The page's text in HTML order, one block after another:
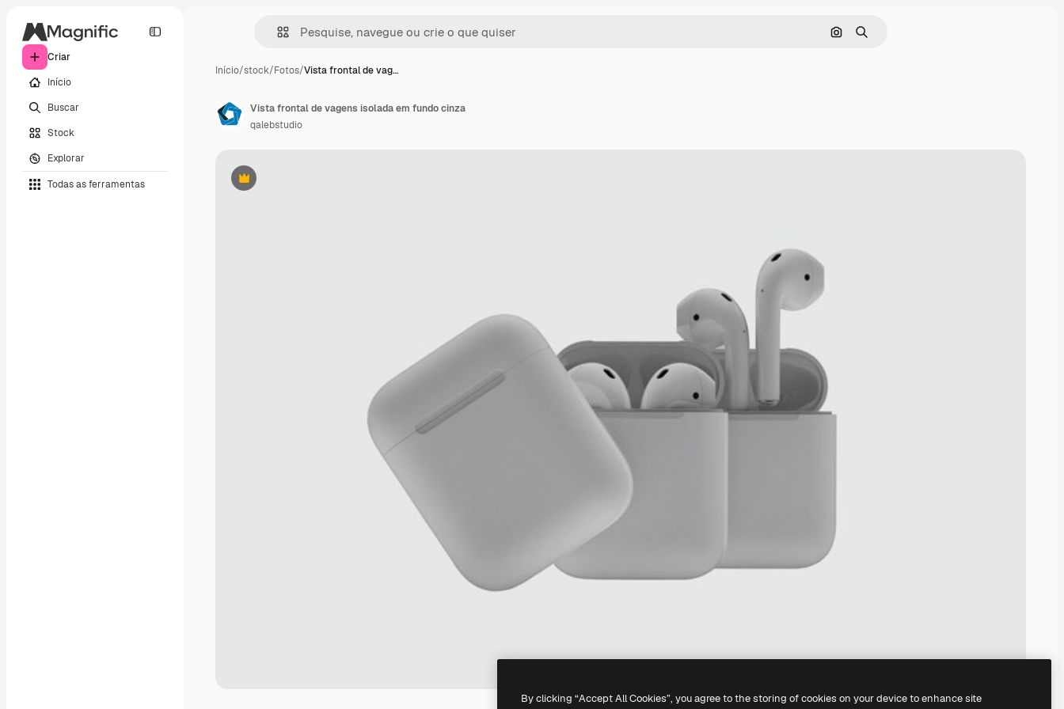
Criar
Início
Buscar
Stock
Explorar
Todas as ferramentas
Pesquisar por imagem
Buscar
Início/stock/Fotos/Vista frontal de vag…
Premium
Vista frontal de vagens isolada em fundo cinza
qalebstudio
By clicking “Accept All Cookies”, you agree to the storing of cookies on your device to enhance site